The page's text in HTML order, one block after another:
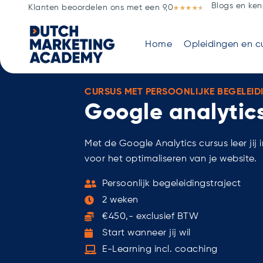
Klanten beoordelen ons met een 9,0★ ★★ ★★ Blogs en
Home Opleidingen en
CURSUS MET PERSOONLIJKE
Google
Met de Google Analytics cursus leer jij
voor het optimaliseren van je website.
Persoonlijk begeleidingstraject
2 weken
€450,- exclusief BTW
Start wanneer jij wil
E-Learning incl. coaching